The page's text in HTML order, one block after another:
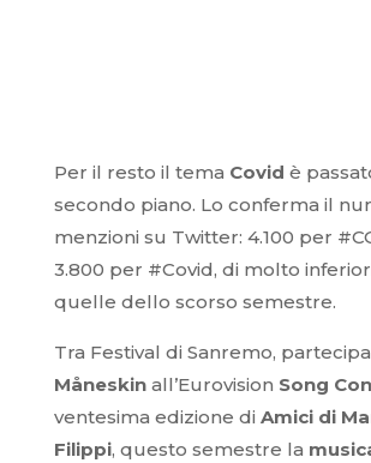
Per il resto il tema Covid è
secondo piano. Lo conferma il
menzioni su Twitter: 4.100 per
3.800 per #Covid, di molto
quelle dello scorso semestre.
Tra Festival di Sanremo,
Måneskinall’Eurovision Song
ventesima edizione di Amici di
Filippi, questo semestre la